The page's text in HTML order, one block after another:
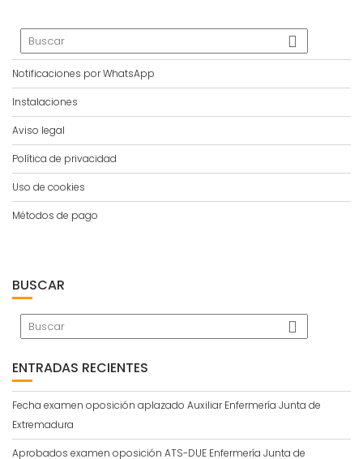
Notificaciones por WhatsApp
Instalaciones
Aviso legal
Política de privacidad
Uso de cookies
Métodos de pago
BUSCAR
ENTRADAS RECIENTES
Fecha examen oposición aplazado Auxiliar Enfermería Junta de
Extremadura
Aprobados examen oposición ATS-DUE Enfermería Junta de